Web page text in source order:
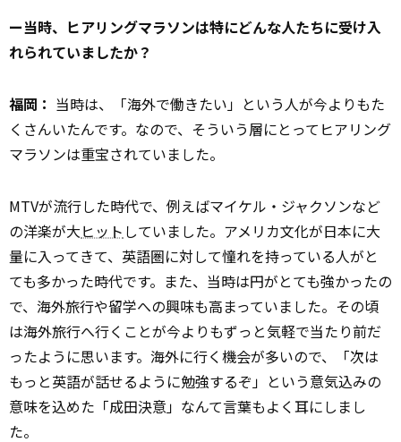
ー当時、ヒアリングマラソンは特にどんな人たちに受け入
れられていましたか？
福岡： 当時は、「海外で働きたい」という人が今よりもた
くさんいたんです。なので、そういう層にとってヒアリング
マラソンは重宝されていました。
MTVが流行した時代で、例えばマイケル・ジャクソンなど
の洋楽が大ヒット していました。アメリカ文化が日本に大
量に入ってきて、英語圏に対して憧れを持っている人がと
ても多かった時代です。また、当時は円がとても強かったの
で、海外旅行や留学への興味も高まっていました。その頃
は海外旅行へ行くことが今よりもずっと気軽で当たり前だ
ったように思います。海外に行く機会が多いので、「次は
もっと英語が話せるように勉強するぞ」という意気込みの
意味を込めた「成田決意」なんて言葉もよく耳にしまし
た。